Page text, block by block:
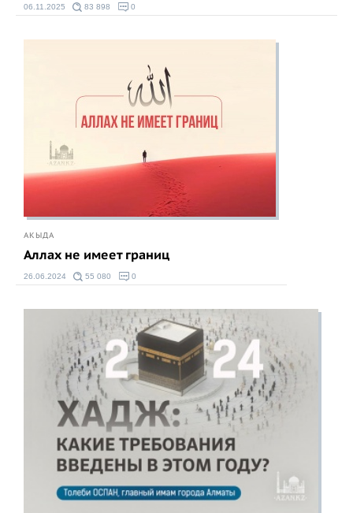
06.11.2025 83 898 0
АКЫДА
Аллах не имеет границ
26.06.2024 55 080 0